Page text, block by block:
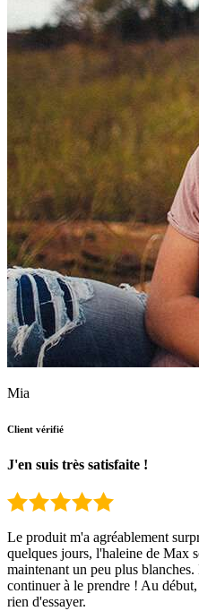
Mia
Client vérifié
J'en suis très satisfaite !
Le produit m'a agréablement
quelques jours, l'haleine de Max
maintenant un peu plus
continuer à le prendre ! Au
rien d'essayer.